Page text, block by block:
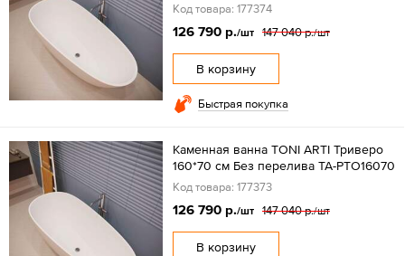
Код товара: 177374
126 790 р./шт 147 040 р./шт
В корзину
Быстрая покупка
Каменная ванна TONI ARTI Триверо
160*70 см Без перелива TA-PTO16070
Код товара: 177373
126 790 р./шт 147 040 р./шт
В корзину